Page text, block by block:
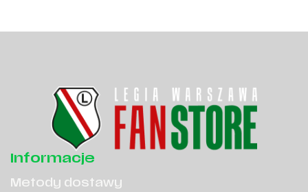
Informacje
Metody dostawy